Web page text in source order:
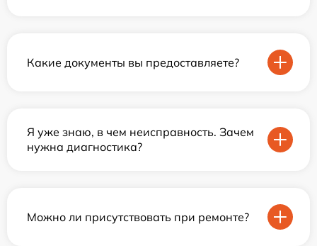
Какие документы вы предоставляете?
Я уже знаю, в чем неисправность. Зачем
нужна диагностика?
Можно ли присутствовать при ремонте?